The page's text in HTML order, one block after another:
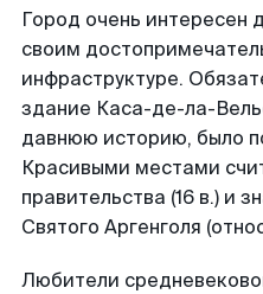
Город очень интересен
своим
инфраструктуре.
здание Каса-де-ла-
давнюю историю, было
Красивыми местами
правительства (16 в.) и
Святого Аргенголя
Любители